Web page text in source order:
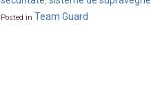
Posted in Team Guard